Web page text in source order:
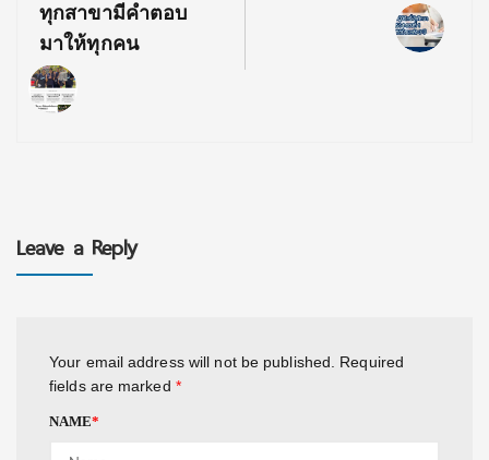
ทุกสาขามีคำตอบ
มาให้ทุกคน
Leave a Reply
Your email address will not be published.
Required
fields are marked *
NAME*